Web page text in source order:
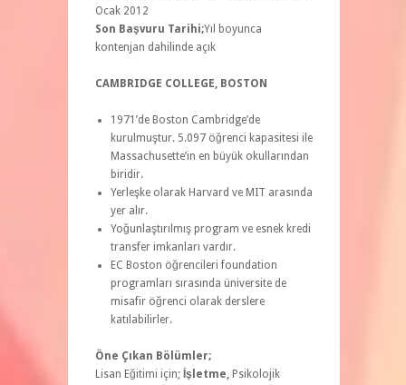
Ocak 2012
Son Başvuru Tarihi;Yıl boyunca
kontenjan dahilinde açık
CAMBRIDGE COLLEGE, BOSTON
1971’de Boston Cambridge’de
kurulmuştur. 5.097 öğrenci kapasitesi ile
Massachusette’in en büyük okullarından
biridir.
Yerleşke olarak Harvard ve MIT arasında
yer alır.
Yoğunlaştırılmış program ve esnek kredi
transfer imkanları vardır.
EC Boston öğrencileri foundation
programları sırasında üniversite de
misafir öğrenci olarak derslere
katılabilirler.
Öne Çıkan Bölümler;
Lisan Eğitimi için; İşletme,Psikolojik